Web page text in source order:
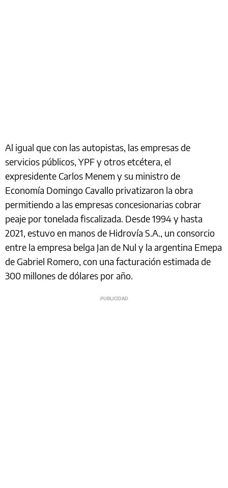
Al igual que con las autopistas, las empresas de
servicios públicos, YPF y otros etcétera, el
expresidente Carlos Menem y su ministro de
Economía Domingo Cavallo privatizaron la obra
permitiendo a las empresas concesionarias cobrar
peaje por tonelada fiscalizada. Desde 1994 y hasta
2021, estuvo en manos de Hidrovía S.A., un consorcio
entre la empresa belga Jan de Nul y la argentina Emepa
de Gabriel Romero, con una facturación estimada de
300 millones de dólares por año.